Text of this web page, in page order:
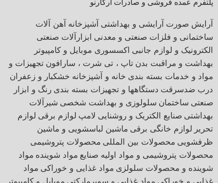
پلتفرم عمده فروشی و صادرات آرکارنو
آرایش صورت آرایشی و بهداشتی آشپزخانه آهن آلات
ساختمانی و فلزات صنعتی و معدنی ابزارآلات صنعتی
الکترونیک و لوازم جانبی اکسسوری موبایل و کامپیوتر
بهداشت و مراقبت بدن تاپ ، تی شرت ، سارافون تجهیزات و
مواد و خدمات بسته بندی خانه و آشپزخانه خشکبار و زعفران
درب ضدسرقت دستگاهها و تجهیزات بسته بندی رنگ و ابزار
صنعتی ساختمان سلولوزی و بهداشت شخصی شیرآلات
بهداشتی صنایع الکتریک و روشنایی لامپ لوازم برقی لوازم
تحریر لوازم خانگی برقی ماشین لباسشویی و ماشین
ظرفشویی محصولات بین المللی محصولات پتروشیمی
محصولات پتروشیمی و مواد اولیه صنایع مواد شوینده مواد
شوینده و محصولات سلولزی مواد غذایی و خوراکی مواد
غذایی و خوراکی مواد غذایی و سوپرمارکتی موبایل و کامپیوتر